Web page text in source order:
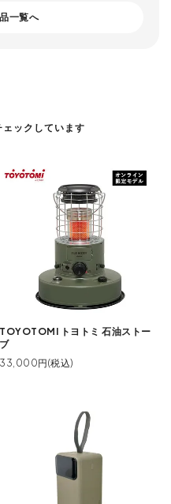
一覧へ
ックしています
TOYOTOMI トヨトミ 石油ストー
ブ
33,000円(税込)